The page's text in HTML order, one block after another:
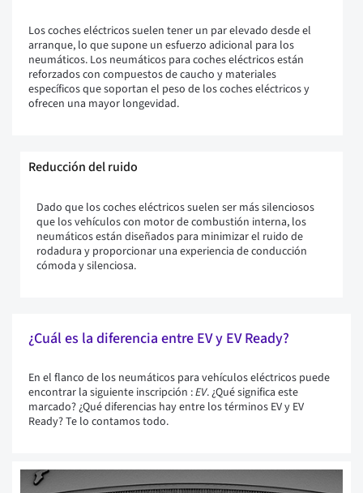
Los coches eléctricos suelen tener un par elevado desde el
arranque, lo que supone un esfuerzo adicional para los
neumáticos. Los neumáticos para coches eléctricos están
reforzados con compuestos de caucho y materiales
específicos que soportan el peso de los coches eléctricos y
ofrecen una mayor longevidad.
Reducción del ruido
Dado que los coches eléctricos suelen ser más silenciosos
que los vehículos con motor de combustión interna, los
neumáticos están diseñados para minimizar el ruido de
rodadura y proporcionar una experiencia de conducción
cómoda y silenciosa.
¿Cuál es la diferencia entre EV y EV Ready?
En el flanco de los neumáticos para vehículos eléctricos puede
encontrar la siguiente inscripción :EV. ¿Qué significa este
marcado? ¿Qué diferencias hay entre los términos EV y EV
Ready? Te lo contamos todo.